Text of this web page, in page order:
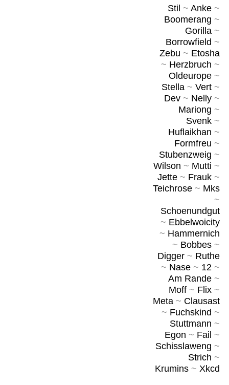
Stil ~ Anke~
Boomerang ~
Gorilla~
Borrowfield ~
Zebu ~ Etosha
~ Herzbruch ~
Oldeurope~
Stella~ Vert~
Dev~ Nelly~
Mariong ~
Svenk~
Huflaikhan ~
Formfreu ~
Stubenzweig ~
Wilson ~ Mutti ~
Jette~ Frauk~
Teichrose~ Mks
~
Schoenundgut
~ Ebbelwoicity
~ Hammernich
~ Bobbes~
Digger~ Ruthe
~ Nase~ 12~
Am Rande~
Moff~ Flix~
Meta~ Clausast
~ Fuchskind ~
Stuttmann ~
Egon ~ Fail ~
Schisslaweng ~
Strich ~
Krumins~ Xkcd